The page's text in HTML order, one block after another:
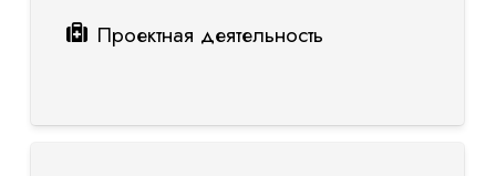
Проектная деятельность